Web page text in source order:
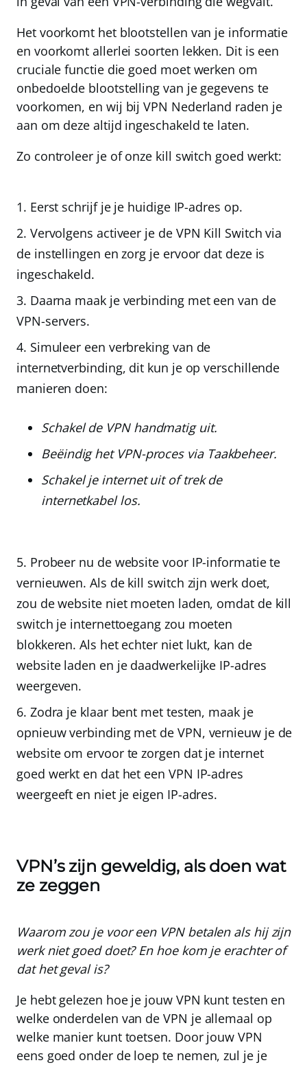
Het voorkomt het blootstellen van je informatie
en voorkomt allerlei soorten lekken. Dit is een
cruciale functie die goed moet werken om
onbedoelde blootstelling van je gegevens te
voorkomen, en wij bij VPN Nederland raden je
aan om deze altijd ingeschakeld te laten.
Zo controleer je of onze kill switch goed werkt:
Eerst schrijf je je huidige IP-adres op.
Vervolgens activeer je de VPN Kill Switch via
de instellingen en zorg je ervoor dat deze is
ingeschakeld.
Daarna maak je verbinding met een van de
VPN-servers.
Simuleer een verbreking van de
internetverbinding, dit kun je op verschillende
manieren doen:
Schakel de VPN handmatig uit.
Beëindig het VPN-proces via Taakbeheer.
Schakel je internet uit of trek de
internetkabel los.
Probeer nu de website voor IP-informatie te
vernieuwen. Als de kill switch zijn werk doet,
zou de website niet moeten laden, omdat de kill
switch je internettoegang zou moeten
blokkeren. Als het echter niet lukt, kan de
website laden en je daadwerkelijke IP-adres
weergeven.
Zodra je klaar bent met testen, maak je
opnieuw verbinding met de VPN, vernieuw je de
website om ervoor te zorgen dat je internet
goed werkt en dat het een VPN IP-adres
weergeeft en niet je eigen IP-adres.
VPN’s zijn geweldig, als doen wat
ze zeggen
Waarom zou je voor een VPN betalen als hij zijn
werk niet goed doet? En hoe kom je erachter of
dat het geval is?
Je hebt gelezen hoe je jouw VPN kunt testen en
welke onderdelen van de VPN je allemaal op
welke manier kunt toetsen. Door jouw VPN
eens goed onder de loep te nemen, zul je je